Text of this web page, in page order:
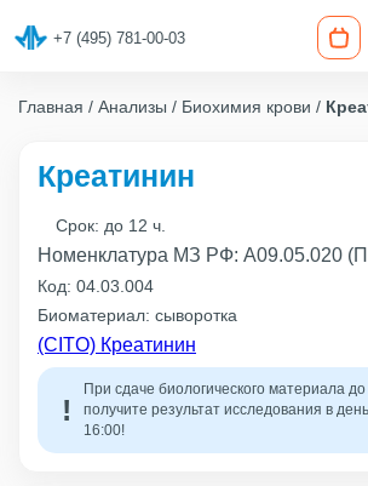
+7 (495) 781-00-03
Главная Анализы Биохимия крови
Креатинин
Срок: до 12 ч.
Номенклатура МЗ РФ: A09.05.020
Код: 04.03.004
Биоматериал: сыворотка
(CITO) Креатинин
При сдаче биологического материала
получите результат исследования в
16:00!